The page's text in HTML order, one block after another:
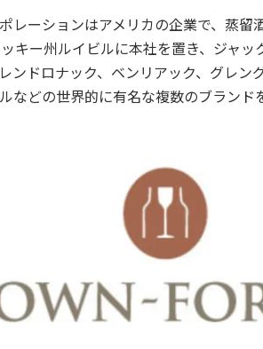
レーションはアメリカの企業で、蒸
キー州ルイビルに本社を置き、ジャッ
ンドロナック、ベンリアック、グレン
などの世界的に有名な複数のブランド